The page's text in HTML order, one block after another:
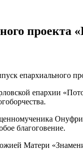
проекта
епархии
благоговение.
Матери